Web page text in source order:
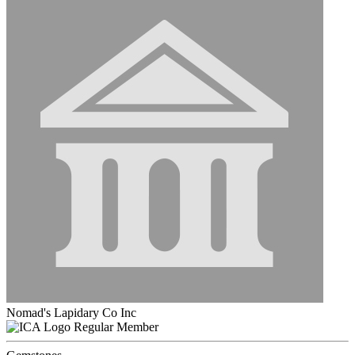
Nomad's Lapidary Co Inc
Regular Member